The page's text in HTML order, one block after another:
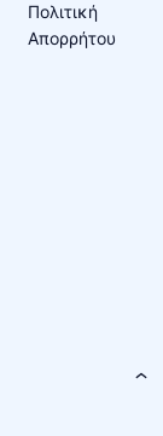
Πολιτική
Απορρήτου